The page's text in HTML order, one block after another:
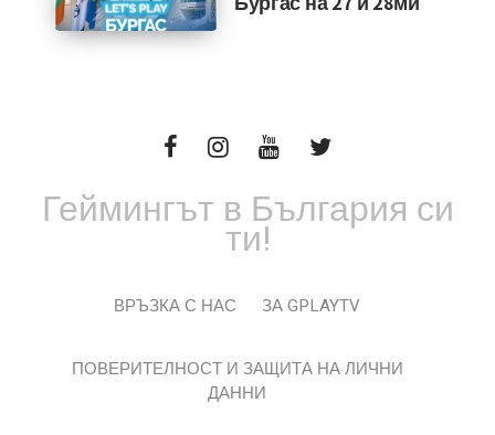
Геймингът в България си
ти!
ВРЪЗКА С НАС ЗА GPLAYTV
ПОВЕРИТЕЛНОСТ И ЗАЩИТА НА ЛИЧНИ
ДАННИ